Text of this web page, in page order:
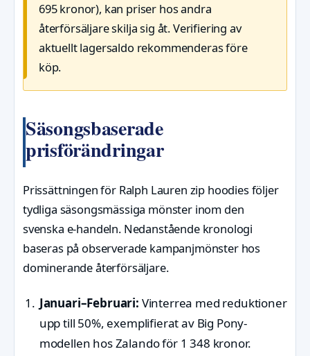
695 kronor), kan priser hos andra
återförsäljare skilja sig åt. Verifiering av
aktuellt lagersaldo rekommenderas före
köp.
Säsongsbaserade
prisförändringar
Prissättningen för Ralph Lauren zip hoodies följer
tydliga säsongsmässiga mönster inom den
svenska e-handeln. Nedanstående kronologi
baseras på observerade kampanjmönster hos
dominerande återförsäljare.
Januari–Februari: Vinterrea med reduktioner
upp till 50%, exemplifierat av Big Pony-
modellen hos Zalando för 1 348 kronor.